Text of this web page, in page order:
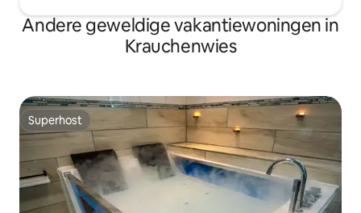
Andere geweldige vakantiewoningen in
Krauchenwies
Superhost
Superhost